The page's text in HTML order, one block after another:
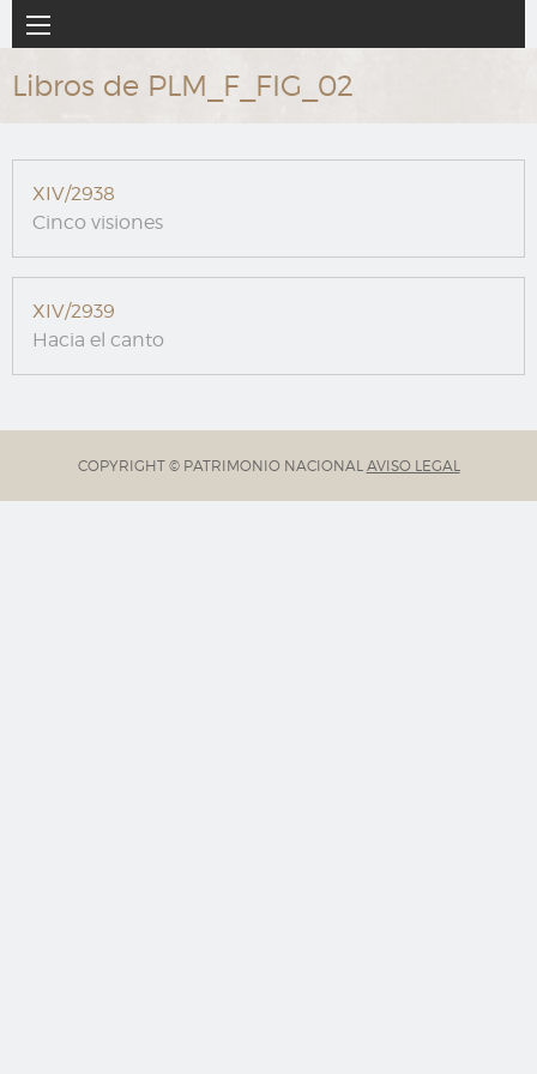
al
contenido
principal
Navegación
principal
Libros de PLM_F_FIG_02
XIV/2938
Cinco visiones
XIV/2939
Hacia el canto
COPYRIGHT © PATRIMONIO NACIONAL AVISO LEGAL